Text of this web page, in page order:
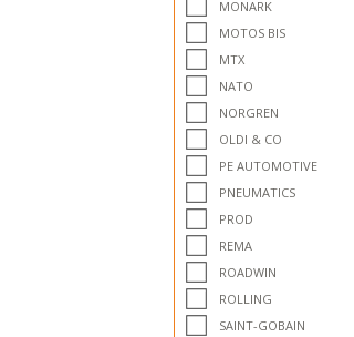
MONARK
MOTOS BIS
MTX
NATO
NORGREN
OLDI & CO
PE AUTOMOTIVE
PNEUMATICS
PROD
REMA
ROADWIN
ROLLING
SAINT-GOBAIN